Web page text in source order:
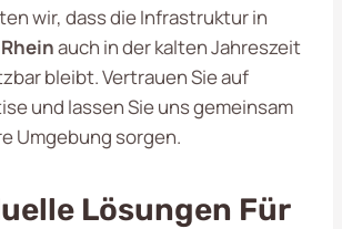
wir, dass die Infrastruktur in
auch in der kalten Jahreszeit
bleibt. Vertrauen Sie auf
und lassen Sie uns gemeinsam
Umgebung sorgen.
Lösungen Für